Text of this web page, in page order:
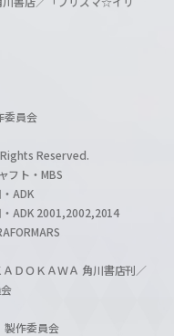
委員会
Reserved.
フト・MBS
ADK
ADK 2001,2002,2014
ＤＯＫＡＷＡ 角川書店刊／
作委員会